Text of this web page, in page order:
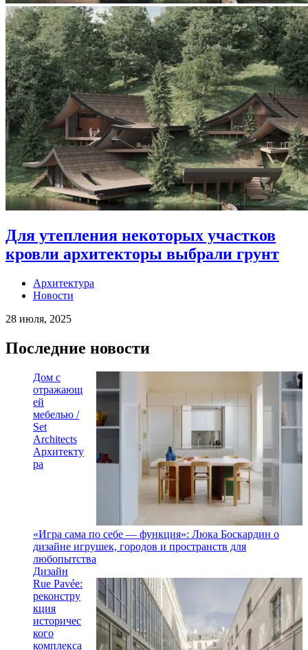
Для утепления некоторых участков
кровли архитекторы выбрали грунт
Архитектура
Новости
28 июля, 2025
Последние новости
Дом с
отражающ
ей
мебелью /
Set
Architects
Архитекту
ра
«Игра сама по себе — функция»: Люка Боскардин о
дизайне игрушек, городов и пространств для
любопытства
Дизайн
Rue Pavée:
реконстру
кция
историчес
кого
комплекса